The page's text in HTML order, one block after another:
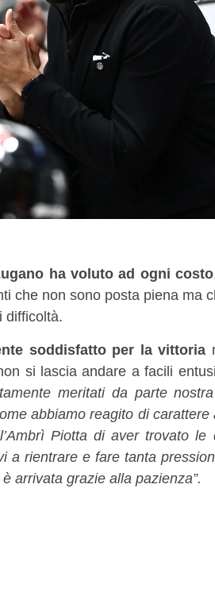
ha voluto ad ogni costo
che non sono posta piena ma
difficoltà.
soddisfatto per la vittoria
si lascia andare a facili
meritati da parte nostra
abbiamo reagito di
Piotta di aver trovato
a rientrare e fare tanta
arrivata grazie alla pazienza”.